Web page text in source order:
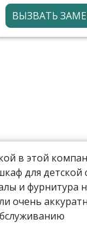
ВЫЗВАТЬ
в этой
для детской
и фурнитура
очень